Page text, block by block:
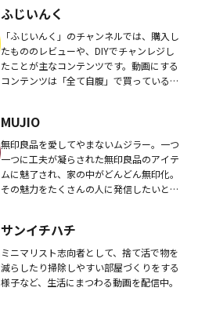
ふじいんく
「ふじいんく」のチャンネルでは、購入し
たもののレビューや、DIYでチャンレジし
たことが主なコンテンツです。動画にする
コンテンツは「全て自腹」で買っているの
いただけた...
MUJIO
無印良品を愛してやまないムジラー。一つ
一つに工夫が凝らされた無印良品のアイテ
ムに魅了され、家の中がどんどん無印化。
その魅力をたくさんの人に発信したいとの
で...
サンイチハチ
ミニマリスト志向者として、捨て活で物を
減らしたり掃除しやすい部屋づくりをする
様子など、生活にまつわる動画を配信中。